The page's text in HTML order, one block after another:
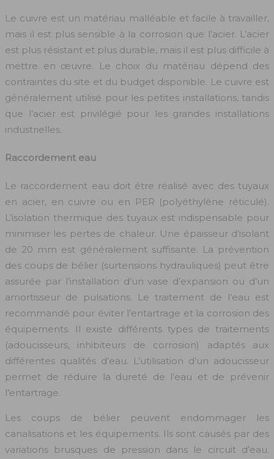
Le cuivre est un matériau malléable et facile à travailler,
mais il est plus sensible à la corrosion que l’acier. L’acier
est plus résistant et plus durable, mais il est plus difficile à
mettre en œuvre. Le choix du matériau dépend des
contraintes du site et du budget disponible. Le cuivre est
généralement utilisé pour les petites installations, tandis
que l’acier est privilégié pour les grandes installations
industrielles.
Raccordement eau
Le raccordement eau doit être réalisé avec des tuyaux
en acier, en cuivre ou en PER (polyéthylène réticulé).
L’isolation thermique des tuyaux est indispensable pour
minimiser les pertes de chaleur. Une épaisseur d’isolant
de 20 mm est généralement suffisante. La prévention
des coups de bélier (surtensions hydrauliques) peut être
assurée par l’installation d’un vase d’expansion ou d’un
amortisseur de pulsations. Le traitement de l’eau est
recommandé pour éviter l’entartrage et la corrosion des
équipements. Il existe différents types de traitements
(adoucisseurs, inhibiteurs de corrosion) adaptés aux
différentes qualités d’eau. L’utilisation d’un adoucisseur
permet de réduire la dureté de l’eau et de prévenir
l’entartrage.
Les coups de bélier peuvent endommager les
canalisations et les équipements. Ils sont causés par des
variations brusques de pression dans le circuit d’eau.